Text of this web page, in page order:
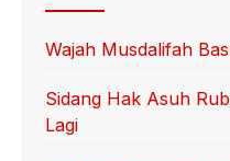
Wajah Musdalifah
Sidang Hak Asuh
Lagi